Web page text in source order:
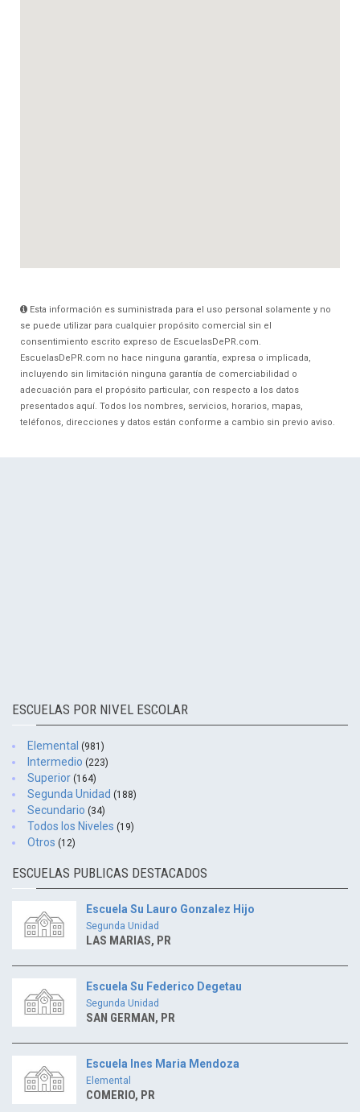
Esta información es suministrada para el uso personal solamente y no
se puede utilizar para cualquier propósito comercial sin el
consentimiento escrito expreso de EscuelasDePR.com.
EscuelasDePR.com no hace ninguna garantía, expresa o implicada,
incluyendo sin limitación ninguna garantía de comerciabilidad o
adecuación para el propósito particular, con respecto a los datos
presentados aquí. Todos los nombres, servicios, horarios, mapas,
teléfonos, direcciones y datos están conforme a cambio sin previo aviso.
ESCUELAS POR NIVEL ESCOLAR
Elemental (981)
Intermedio (223)
Superior (164)
Segunda Unidad (188)
Secundario (34)
Todos los Niveles (19)
Otros (12)
ESCUELAS PUBLICAS DESTACADOS
Escuela Su Lauro Gonzalez Hijo
Segunda Unidad
LAS MARIAS, PR
Escuela Su Federico Degetau
Segunda Unidad
SAN GERMAN, PR
Escuela Ines Maria Mendoza
Elemental
COMERIO, PR